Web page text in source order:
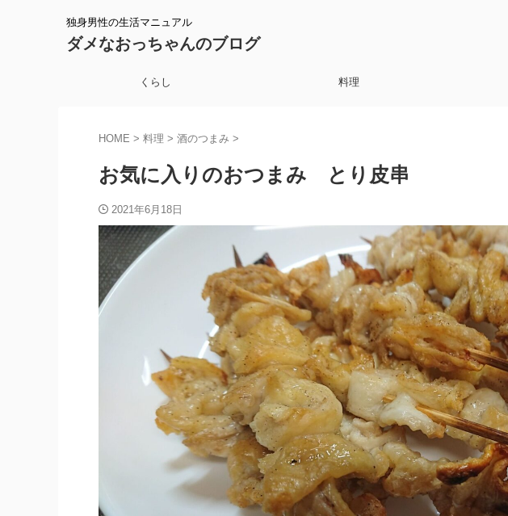
独身男性の生活マニュアル
ダメなおっちゃんのブログ
くらし 料理
HOME > 料理 > 酒のつまみ >
お気に入りのおつまみ とり皮串
2021年6月18日